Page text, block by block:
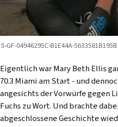
5-GF-04946295C-B1E44A-5633581B195B
Eigentlich war Mary Beth Ellis
70.3 Miami am Start - und
angesichts der Vorwürfe gegen
Fuchs zu Wort. Und brachte
abgeschlossene Geschichte